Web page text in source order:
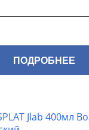
ПОДРОБНЕЕ